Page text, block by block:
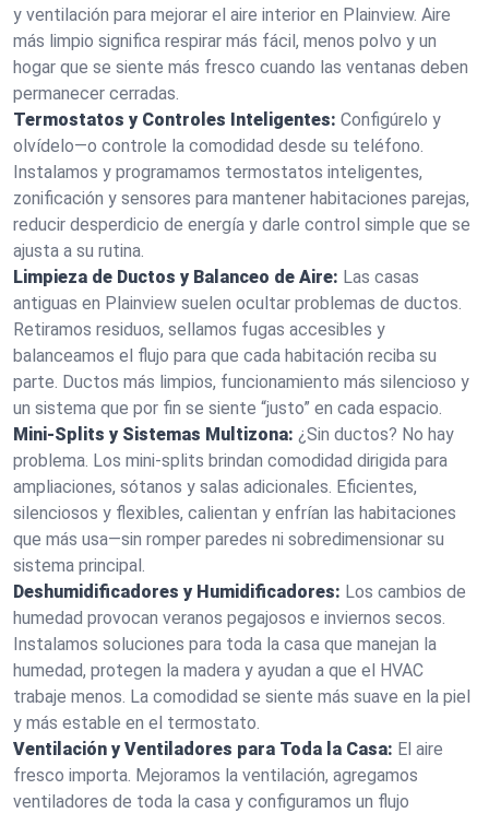
y ventilación para mejorar el aire interior en Plainview. Aire
más limpio significa respirar más fácil, menos polvo y un
hogar que se siente más fresco cuando las ventanas deben
permanecer cerradas.
Termostatos y Controles Inteligentes: Configúrelo y
olvídelo—o controle la comodidad desde su teléfono.
Instalamos y programamos termostatos inteligentes,
zonificación y sensores para mantener habitaciones parejas,
reducir desperdicio de energía y darle control simple que se
ajusta a su rutina.
Limpieza de Ductos y Balanceo de Aire: Las casas
antiguas en Plainview suelen ocultar problemas de ductos.
Retiramos residuos, sellamos fugas accesibles y
balanceamos el flujo para que cada habitación reciba su
parte. Ductos más limpios, funcionamiento más silencioso y
un sistema que por fin se siente “justo” en cada espacio.
Mini‑Splits y Sistemas Multizona: ¿Sin ductos? No hay
problema. Los mini‑splits brindan comodidad dirigida para
ampliaciones, sótanos y salas adicionales. Eficientes,
silenciosos y flexibles, calientan y enfrían las habitaciones
que más usa—sin romper paredes ni sobredimensionar su
sistema principal.
Deshumidificadores y Humidificadores: Los cambios de
humedad provocan veranos pegajosos e inviernos secos.
Instalamos soluciones para toda la casa que manejan la
humedad, protegen la madera y ayudan a que el HVAC
trabaje menos. La comodidad se siente más suave en la piel
y más estable en el termostato.
Ventilación y Ventiladores para Toda la Casa: El aire
fresco importa. Mejoramos la ventilación, agregamos
ventiladores de toda la casa y configuramos un flujo